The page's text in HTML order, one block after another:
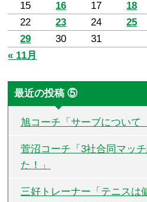
15
16 17 18
22
23 24 25
29
30
31
« 11月
最近の投稿 ⑤
旭コーチ「サーブについて
菅沼コーチ「3社合同マッ
た！」
三好トレーナー「テニスは